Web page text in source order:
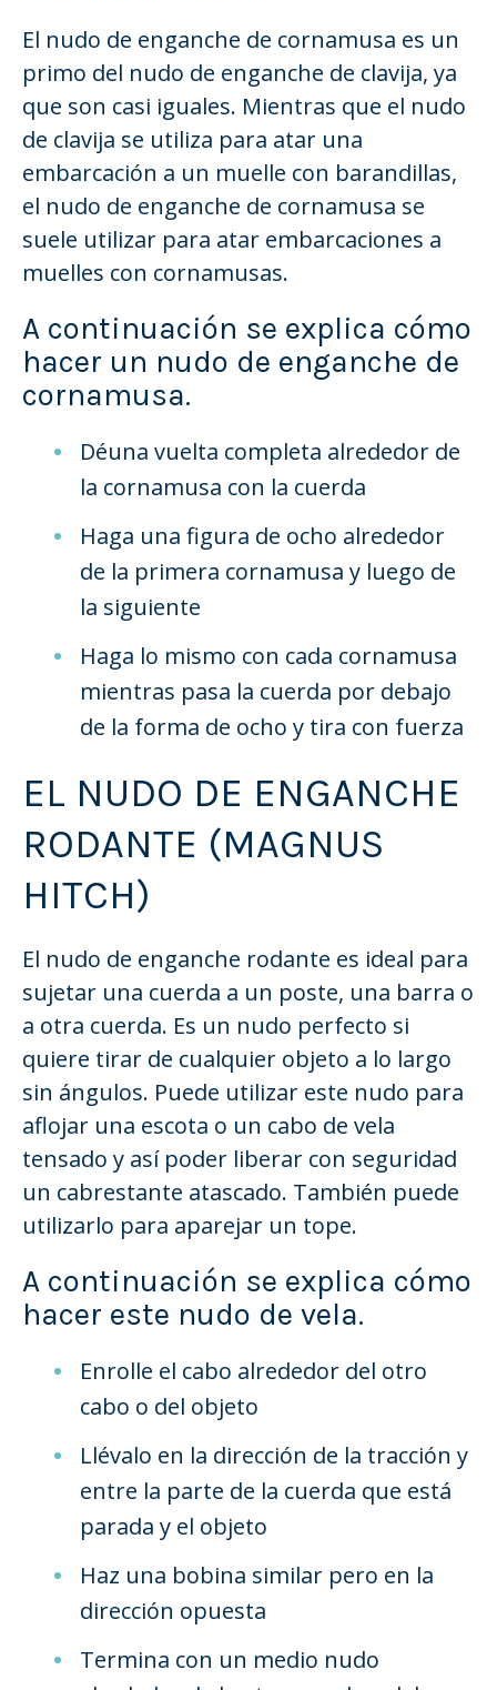
El nudo de enganche de cornamusa es un
primo del nudo de enganche de clavija, ya
que son casi iguales. Mientras que el nudo
de clavija se utiliza para atar una
embarcación a un muelle con barandillas,
el nudo de enganche de cornamusa se
suele utilizar para atar embarcaciones a
muelles con cornamusas.
A continuación se explica cómo
hacer un nudo de enganche de
cornamusa.
Déuna vuelta completa alrededor de
la cornamusa con la cuerda
Haga una figura de ocho alrededor
de la primera cornamusa y luego de
la siguiente
Haga lo mismo con cada cornamusa
mientras pasa la cuerda por debajo
de la forma de ocho y tira con fuerza
EL NUDO DE ENGANCHE
RODANTE (MAGNUS
HITCH)
El nudo de enganche rodante es ideal para
sujetar una cuerda a un poste, una barra o
a otra cuerda. Es un nudo perfecto si
quiere tirar de cualquier objeto a lo largo
sin ángulos. Puede utilizar este nudo para
aflojar una escota o un cabo de vela
tensado y así poder liberar con seguridad
un cabrestante atascado. También puede
utilizarlo para aparejar un tope.
A continuación se explica cómo
hacer este nudo de vela.
Enrolle el cabo alrededor del otro
cabo o del objeto
Llévalo en la dirección de la tracción y
entre la parte de la cuerda que está
parada y el objeto
Haz una bobina similar pero en la
dirección opuesta
Termina con un medio nudo